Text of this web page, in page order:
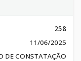
258
11/06/2025
DE CONSTATAÇÃO